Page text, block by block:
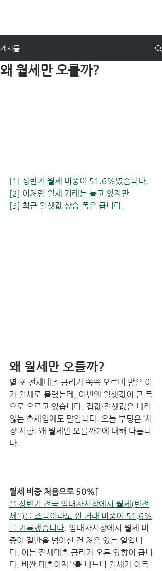
게시물
왜 월세만 오를까?
[1] 상반기 월세 비중이 51.6%였습니다.
[2] 이처럼 월세 거래는 늘고 있지만
[3] 최근 월셋값 상승 폭은 큽니다.
왜 월세만 오를까?
열 초 전세대출 금리가 쭉쭉 오르며 많은 이
가 월세로 몰렸는데, 이번엔 월셋값이 큰 폭
으로 오르고 있습니다. 집값·전셋값은 내려
않는 추세임에도 말입니다. 오늘 부딩은 ‘시
장 시황: 왜 월세만 오를까?’에 대해 다룹니
다.
월세 비중 처음으로 50%↑
올 상반기 전국 임대차시장에서 월세(반전
세¹⁾)를 조금이라도 낀 거래 비중이 51.6%
를 기록했습니다. 임대차시장에서 월세 비
중이 절반을 넘어선 건 처음 있는 일입니
다. 이는 전세대출 금리가 오른 영향이 큽니
다. 비싼 대출이자²⁾를 내느니 월세가 이득